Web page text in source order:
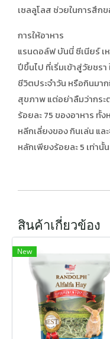
เซลลูโลส ช่วยในการสึก
การให้อาหาร
แรนดอล์ฟ บันนี่ ซีเนียร์ เ
ปีขึ้นไป ที่เริ่มเข้าสู่วัยชร
ชีวิตประจำวัน หรือกินมา
สุขภาพ แต่อย่าลืมว่ากร
ร้อยละ 75 ของอาหาร ทั้
หลีกเลี่ยงของ กินเล่น แล
หลักเพียงร้อยละ 5 เท่านั้
สินค้าเกี่ยวข้อง
New